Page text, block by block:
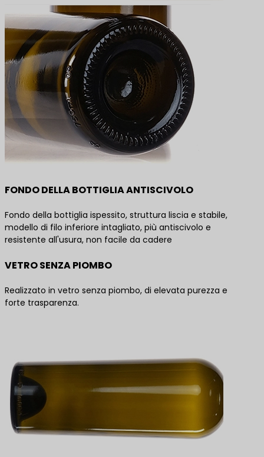
FONDO DELLA BOTTIGLIA ANTISCIVOLO
Fondo della bottiglia ispessito, struttura liscia e stabile,
modello di filo inferiore intagliato, più antiscivolo e
resistente all'usura, non facile da cadere
VETRO SENZA PIOMBO
Realizzato in vetro senza piombo, di elevata purezza e
forte trasparenza.